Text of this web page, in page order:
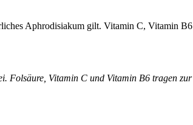
Aphrodisiakum gilt. Vitamin C, Vitamin
Folsäure, Vitamin C und Vitamin B6 tragen